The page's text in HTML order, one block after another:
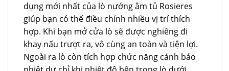
dụng mới nhất của lò nướng âm tủ Rosieres
giúp bạn có thể điều chỉnh nhiều vị trí thích
hợp. Khi bạn mở cửa lò sẽ được nghiêng đi
khay nấu trượt ra, vô cùng an toàn và tiện lợi.
Ngoài ra lò còn tích hợp chức năng cảnh báo